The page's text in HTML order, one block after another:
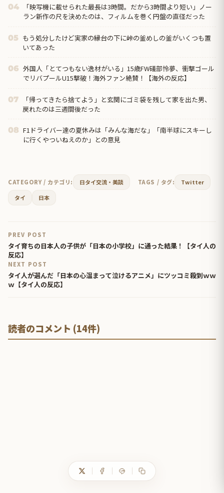
04
「映写機に載せられた最長は3時間。だから3時間より短い」ノー
ラン新作の尺を決めたのは、フィルムを巻く円盤の直径だった
05 もう処分したけど実家の縁台の下に峠の釜めしの釜がいくつも置
いてあった
06 外国人「とてつもない逸材がいる」15歳FW礒部怜夢、衝撃ゴール
でリバプールU15撃破！海外ファン絶賛！【海外の反応】
07
「帰ってきたら捨てよう」と玄関にゴミ袋を残して家を出た男、
戻れたのは三週間後だった
08 F1ドライバー達の夏休みは「みんな海だな」「南半球にスキーし
に行くやついねえのか」との意見
CATEGORY / カテゴリ: 日タイ交流・美談 TAGS / タグ:
Twitter
タイ
日本
PREV POST
タイ育ちの日本人の子供が「日本の小学校」に通った結果！【タイ人の
反応】
NEXT POST
タイ人が選んだ「日本の心温まって泣けるアニメ」にツッコミ殺到ｗｗ
ｗ【タイ人の反応】
読者のコメント (14件)